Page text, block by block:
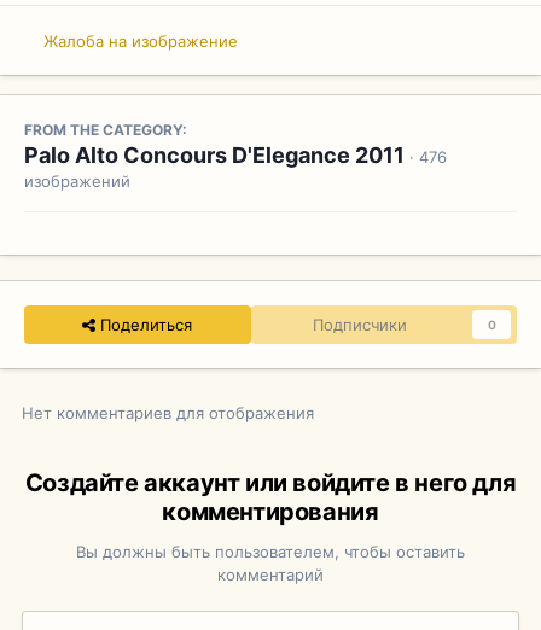
Жалоба на изображение
FROM THE CATEGORY:
Palo Alto Concours D'Elegance 2011 · 476
изображений
Поделиться Подписчики 0
Нет комментариев для отображения
Создайте аккаунт или войдите в него для
комментирования
Вы должны быть пользователем, чтобы оставить
комментарий